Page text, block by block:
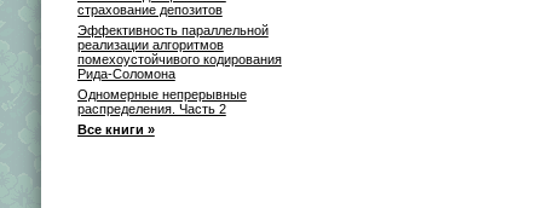
страхование депозитов
Эффективность параллельной
реализации алгоритмов
помехоустойчивого кодирования
Рида-Соломона
Одномерные непрерывные
распределения. Часть 2
Все книги »